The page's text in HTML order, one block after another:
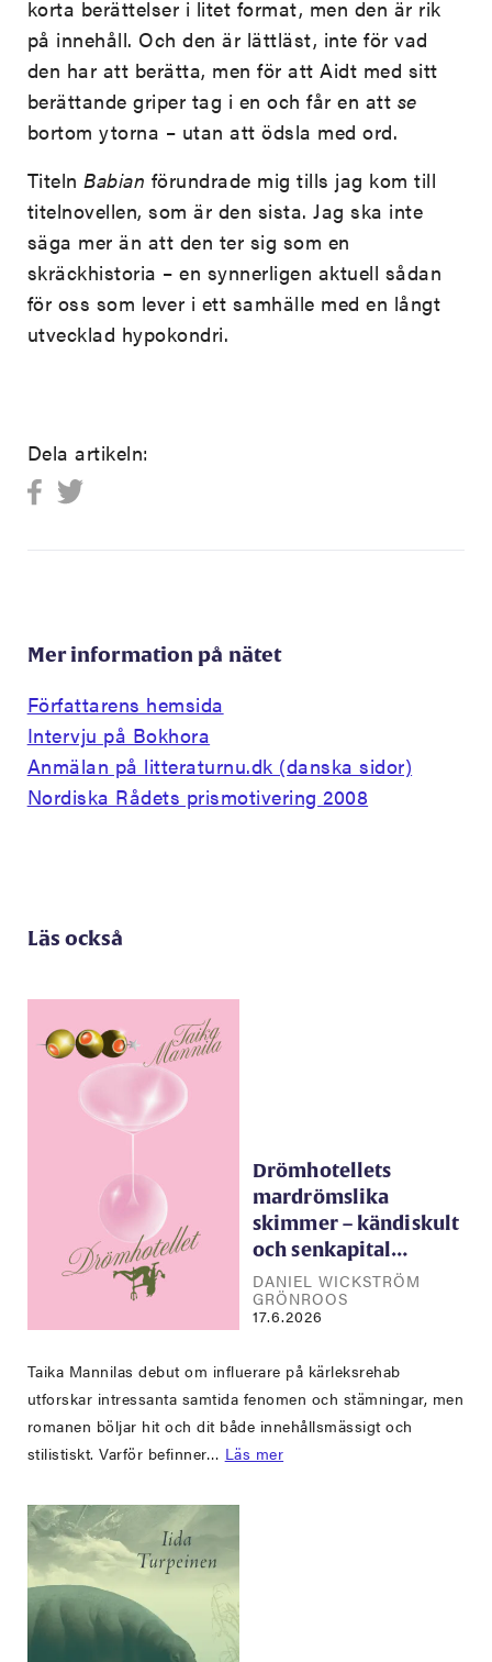
korta berättelser i litet format, men den är rik
på innehåll. Och den är lättläst, inte för vad
den har att berätta, men för att Aidt med sitt
berättande griper tag i en och får en att se
bortom ytorna – utan att ödsla med ord.
TitelnBabian förundrade mig tills jag kom till
titelnovellen, som är den sista. Jag ska inte
säga mer än att den ter sig som en
skräckhistoria – en synnerligen aktuell sådan
för oss som lever i ett samhälle med en långt
utvecklad hypokondri.
Dela artikeln:
Mer information på nätet
Författarens hemsida
Intervju på Bokhora
Anmälan på litteraturnu.dk (danska sidor)
Nordiska Rådets prismotivering 2008
Läs också
Drömhotellets
mardrömslika
skimmer – kändiskult
och senkapital…
DANIEL WICKSTRÖM
GRÖNROOS
17.6.2026
Taika Mannilas debut om influerare på kärleksrehab
utforskar intressanta samtida fenomen och stämningar, men
romanen böljar hit och dit både innehållsmässigt och
stilistiskt. Varför befinner… Läs mer